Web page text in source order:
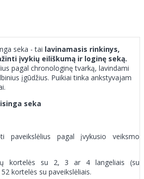
seka - tai lavinamasis rinkinys,
įvykių eiliškumą ir loginę seką.
pagal chronologinę tvarką, lavindami
įgūdžius. Puikiai tinka ankstyvajam
seka​
paveikslėlius pagal įvykusio veiksmo
kortelės su 2, 3 ar 4 langeliais (su
kortelės su paveikslėliais.